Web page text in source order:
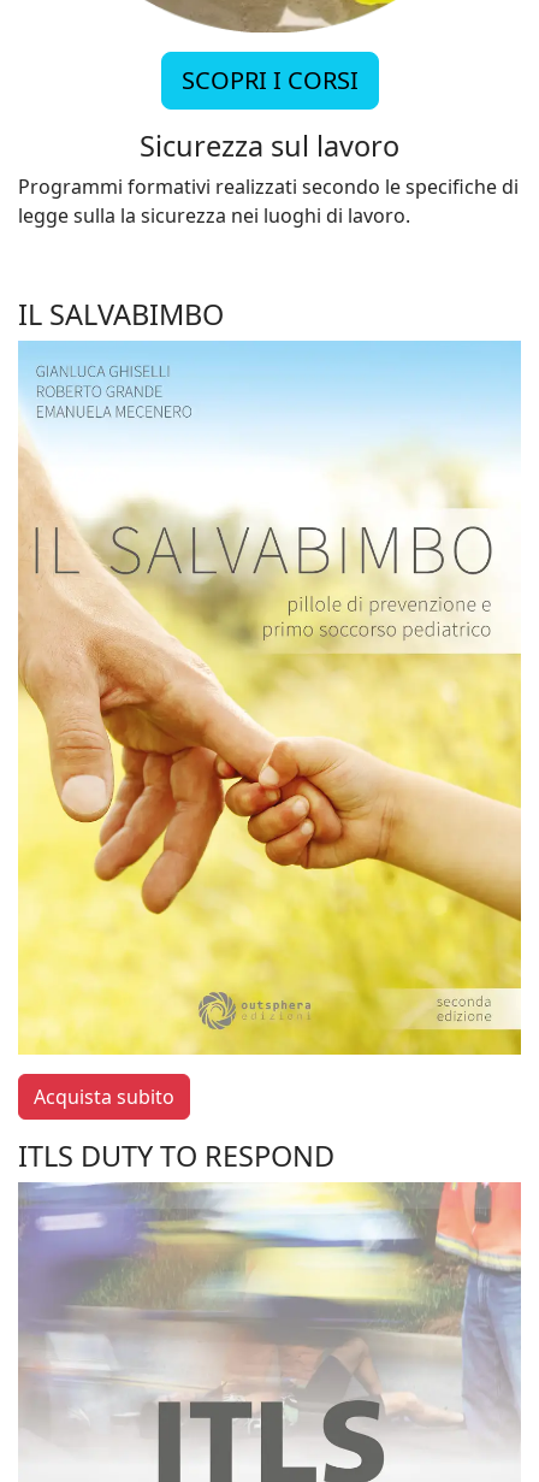
SCOPRI I CORSI
Sicurezza sul lavoro
Programmi formativi realizzati secondo le specifiche di
legge sulla la sicurezza nei luoghi di lavoro.
IL SALVABIMBO
Acquista subito
ITLS DUTY TO RESPOND